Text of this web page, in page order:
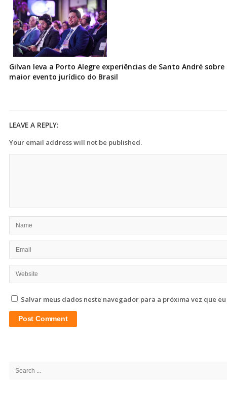
Gilvan leva a Porto Alegre experiências de Santo André
maior evento jurídico do Brasil
LEAVE A REPLY:
Your email address will not be published.
Salvar meus dados neste navegador para a próxima vez que
Search